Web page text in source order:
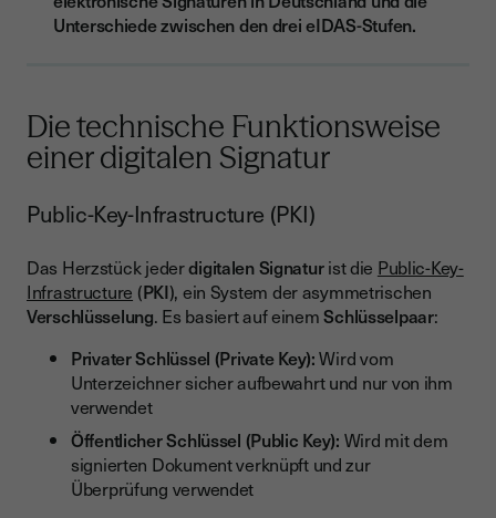
Unterschiede zwischen den drei eIDAS-Stufen.
Die technische Funktionsweise
einer digitalen Signatur
Public-Key-Infrastructure (PKI)
Das Herzstück jederdigitalen Signaturist die Public-Key-
Infrastructure (PKI), ein System der asymmetrischen
Verschlüsselung. Es basiert auf einemSchlüsselpaar:
Privater Schlüssel (Private Key):Wird vom
Unterzeichner sicher aufbewahrt und nur von ihm
verwendet
Öffentlicher Schlüssel (Public Key): Wird mit dem
signierten Dokument verknüpft und zur
Überprüfung verwendet